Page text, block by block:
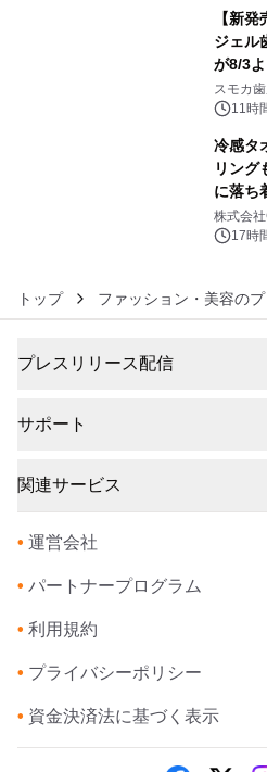
【新
ジェル
が8/3
始！
スモカ
11時
冷感タ
リング
に落ち
株式会
17時
トップ ファッション・美容の
プレスリリース配信
サポート
関連サービス
• 運営会社
• パートナープログラム
• 利用規約
• プライバシーポリシー
• 資金決済法に基づく表示